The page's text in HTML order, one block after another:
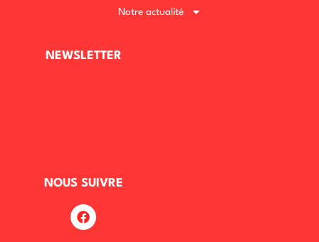
Notre actualité
NEWSLETTER
NOUS SUIVRE